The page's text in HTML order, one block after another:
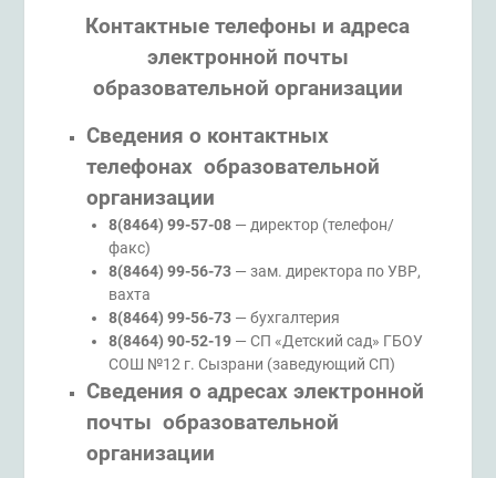
Контактные телефоны и адреса
электронной почты
образовательной организации
Сведения о контактных
телефонах образовательной
организации
8(8464) 99-57-08— директор (телефон/
факс)
8(8464) 99-56-73— зам. директора по УВР,
вахта
8(8464) 99-56-73— бухгалтерия
8(8464) 90-52-19— СП «Детский сад» ГБОУ
СОШ №12 г. Сызрани (заведующий СП)
Сведения о адресах электронной
почты образовательной
организации